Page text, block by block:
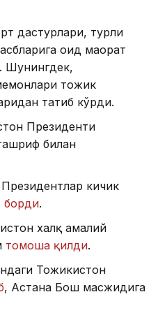
дастурлари, турли
оид маҳорат
Шунингдек,
тожик
татиб кўрди.
Президенти
билан
кичик
борди.
халқ амалий
томоша қилди.
Тожикистон
, Астана Бош масжидига